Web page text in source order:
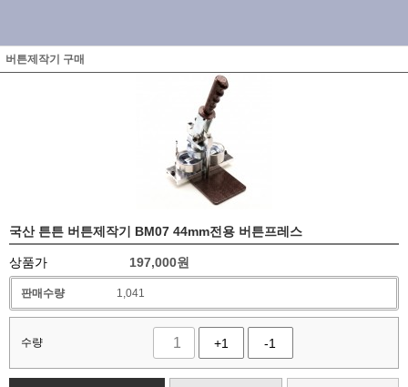
버튼제작기 구매
국산 튼튼 버튼제작기 BM07 44mm전용 버튼프레스
상품가 197,000원
판매수량 1,041
수량 +1 -1